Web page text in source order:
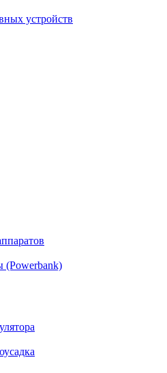
устройств
(Powerbank)